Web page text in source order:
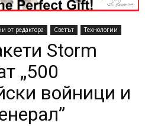
от редактора Светът Технологии
Storm
„500
войници и